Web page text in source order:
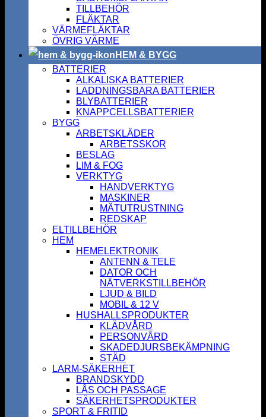
TILLBEHÖR
FLÄKTAR
VÄRMEFLÄKTAR
ÖVRIG VÄRME
HEM & BYGG
BATTERIER
ALKALISKA BATTERIER
LADDNINGSBARA BATTERIER
BLYBATTERIER
KNAPPCELLSBATTERIER
BYGG
ARBETSKLÄDER
ARBETSSKOR
BESLAG
LIM & FOG
VERKTYG
HANDVERKTYG
MASKINER
MÄTUTRUSTNING
REDSKAP
ELTILLBEHÖR
HEM
HEMELEKTRONIK
ANTENN & TELE
DATOR OCH
NÄTVERKSTILLBEHÖR
LJUD & BILD
MOBIL & 12 V
HUSHALLSPRODUKTER
KLÄDVÅRD
PERSONVÅRD
SKADEDJURSBEKÄMPNING
STÄD
LARM-SÄKERHET
BRANDSKYDD
LÅS OCH PASSAGE
SÄKERHETSPRODUKTER
SPORT & FRITID